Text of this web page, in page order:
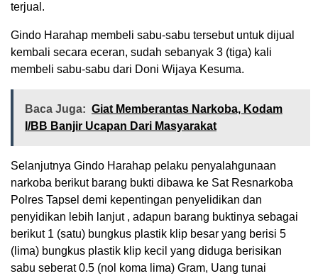
terjual.
Gindo Harahap membeli sabu-sabu tersebut untuk dijual
kembali secara eceran, sudah sebanyak 3 (tiga) kali
membeli sabu-sabu dari Doni Wijaya Kesuma.
Baca Juga: Giat Memberantas Narkoba, Kodam
I/BB Banjir Ucapan Dari Masyarakat
Selanjutnya Gindo Harahap pelaku penyalahgunaan
narkoba berikut barang bukti dibawa ke Sat Resnarkoba
Polres Tapsel demi kepentingan penyelidikan dan
penyidikan lebih lanjut , adapun barang buktinya sebagai
berikut 1 (satu) bungkus plastik klip besar yang berisi 5
(lima) bungkus plastik klip kecil yang diduga berisikan
sabu seberat 0.5 (nol koma lima) Gram, Uang tunai